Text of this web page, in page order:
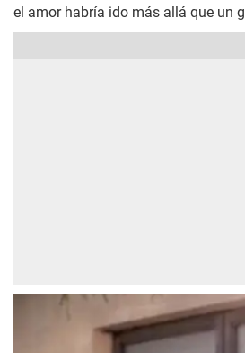
el amor habría ido más allá que un